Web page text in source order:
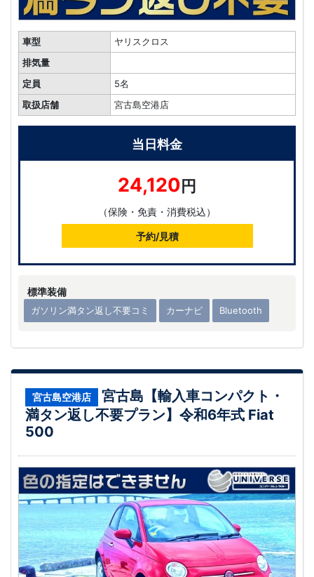
車型
ヤリスクロス
排気量
定員
5名
取扱店舗
宮古島空港店
標準装備
ガソリン満タン返し不要コミ カーナビ Bluetooth
当日料金
24,120円
（保険・免責・消費税込）
予約/見積
宮古島空港店
宮古島【輸入車コンパクト・
満タン返し不要プラン】令和6年式 Fiat
500